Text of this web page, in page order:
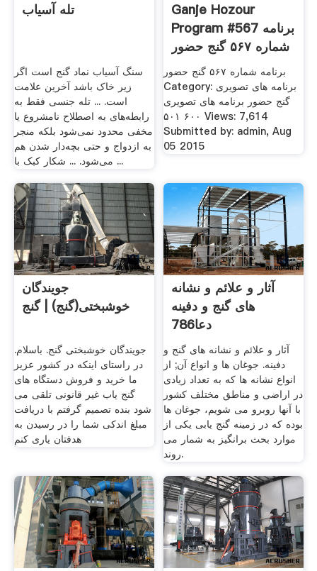
تله آسیاب
سنگ آسیاب نماد گنج است اگر
زیر خاک باشد آخرین علامت
است. ... تله جنسی فقط به
رابطه‌های به اصطلاح نامشروع یا
مخفی محدود نمی‌شود بلکه منجر
به ازدواج و حتی بچه‌دار شدن هم
می‌شود. ... شکار کبک با ...
Ganje Hozour
Program #567 برنامه
شماره ۵۶۷ گنج حضور
برنامه شماره ۵۶۷ گنج حضور
Category: برنامه های تصویری
گنج حضور برنامه های تصویری
۶۰۰ ۵۰۱ Views: 7,614
Submitted by: admin, Aug
05 2015
جویندگان
خوشبختی(گنج) | گنج
جویندگان خوشبختی گنج. باسلام.
در راستای اینکه در کشور عزیز
ما خرید و فروش دستگاه های
گنج یاب غیر قانونی تلقی می
شود بنده تصمیم گرفتم با دریافت
مبلغ اندکی شما را در رسیدن به
هدفتان یاری کنم
آثار و علائم و نشانه
های گنج و دفینه
دعا786
آثار و علائم و نشانه های گنج و
دفینه. جوغان ها و انواع آن; از
انواع نشانه ها که به تعداد زیادی
در اراضی و مناطق مختلف کشور
با آنها روبرو می شویم، جوغان ها
بوده که در زمینه گنج یابی یکی از
موارد بحث برانگیز به شمار می
روند.